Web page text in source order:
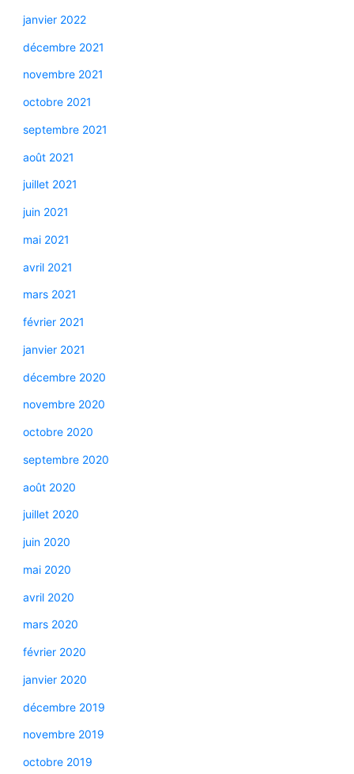
janvier 2022
décembre 2021
novembre 2021
octobre 2021
septembre 2021
août 2021
juillet 2021
juin 2021
mai 2021
avril 2021
mars 2021
février 2021
janvier 2021
décembre 2020
novembre 2020
octobre 2020
septembre 2020
août 2020
juillet 2020
juin 2020
mai 2020
avril 2020
mars 2020
février 2020
janvier 2020
décembre 2019
novembre 2019
octobre 2019